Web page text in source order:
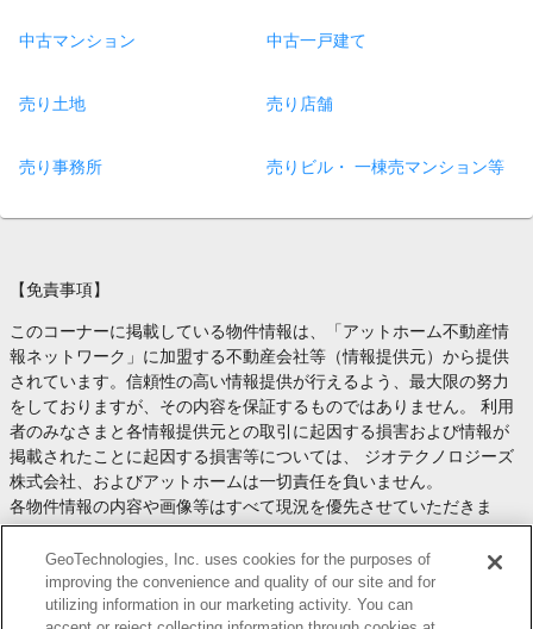
中古マンション 中古一戸建て
売り土地 売り店舗
売り事務所 売りビル・ 一棟売マンション等
【免責事項】
このコーナーに掲載している物件情報は、「アットホーム不動産情
報ネットワーク」に加盟する不動産会社等（情報提供元）から提供
されています。信頼性の高い情報提供が行えるよう、最大限の努力
をしておりますが、その内容を保証するものではありません。 利用
者のみなさまと各情報提供元との取引に起因する損害および情報が
掲載されたことに起因する損害等については、 ジオテクノロジーズ
株式会社、およびアットホームは一切責任を負いません。
各物件情報の内容や画像等はすべて現況を優先させていただきま
す。
お取引等（お取引の準備、資金調達等を含みます）の際には、内容
や契約条件等について、 各情報提供元より十分な説明を受け、ご自
身でご確認の上、判断してください。
GeoTechnologies, Inc. uses cookies for the purposes of
improving the convenience and quality of our site and for
utilizing information in our marketing activity. You can